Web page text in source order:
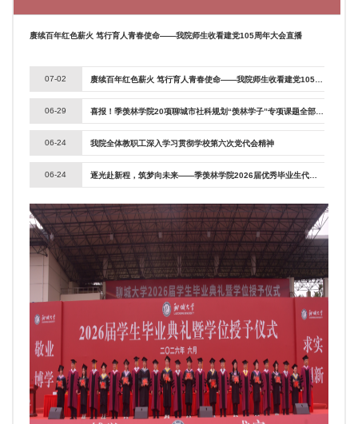
赓续百年红色薪火 笃行育人青春使命——我院师生收看建党105周年大会直播
07-02 赓续百年红色薪火 笃行育人青春使命——我院师生收看建党105周年大会直播
06-29 喜报！季羡林学院20项聊城市社科规划“羡林学子”专项课题全部获评优秀结项
06-24 我院全体教职工深入学习贯彻学校第六次党代会精神
06-24 逐光赴新程，筑梦向未来——季羡林学院2026届优秀毕业生代表参加学校毕业典礼